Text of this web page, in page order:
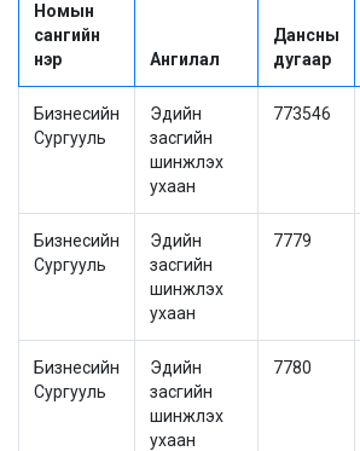
Номын
сангийн
нэр
Ангилал
Дансны
дугаар
Бизнесийн
Сургууль
Эдийн
засгийн
шинжлэх
ухаан
773546
Бизнесийн
Сургууль
Эдийн
засгийн
шинжлэх
ухаан
7779
Бизнесийн
Сургууль
Эдийн
засгийн
шинжлэх
ухаан
7780